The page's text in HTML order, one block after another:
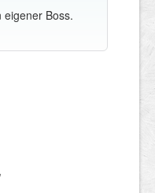
eigener Boss.